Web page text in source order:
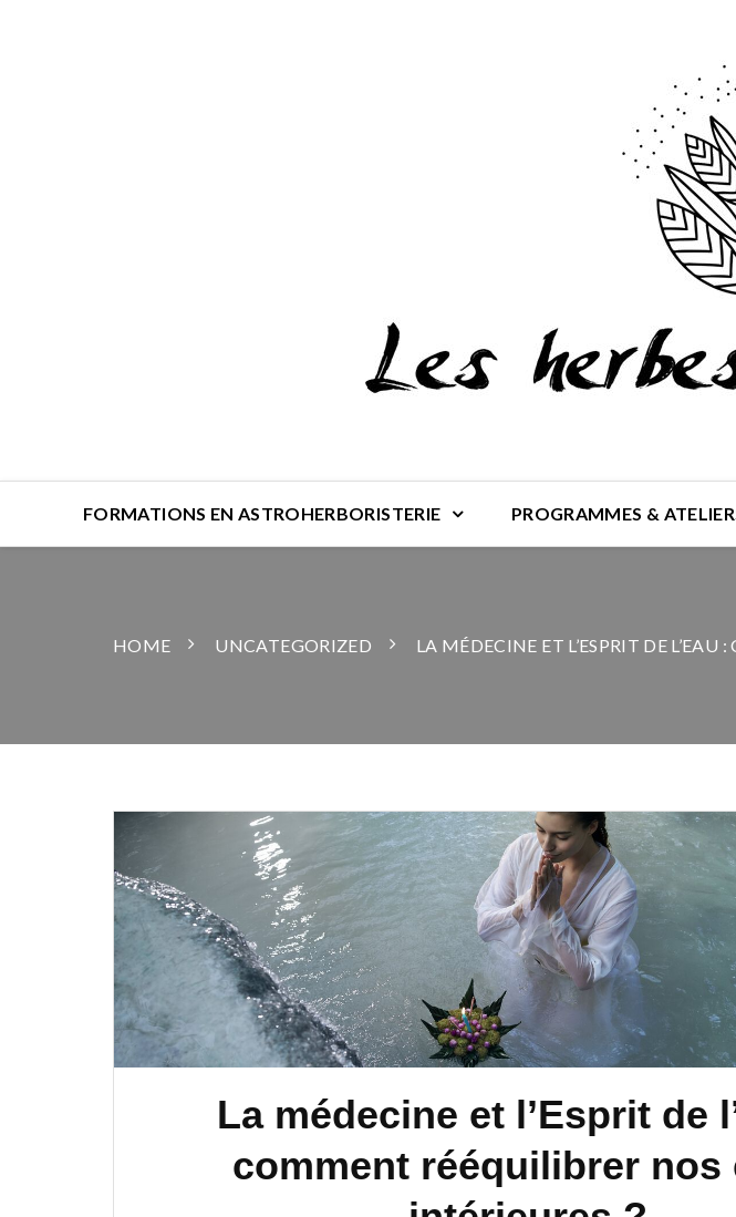
FORMATIONS EN ASTROHERBORISTERIE PROGRAMMES &
HOME UNCATEGORIZED LA MÉDECINE ET L’ESPRIT DE
La médecine et l’Esprit de
comment rééquilibrer nos